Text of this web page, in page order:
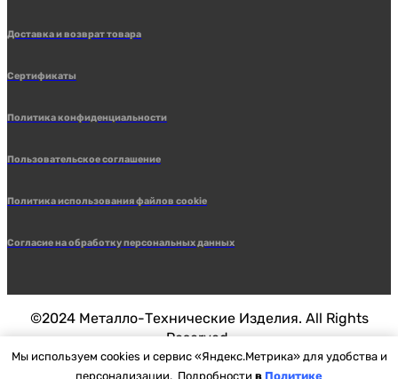
Доставка и возврат товара
Сертификаты
Политика конфиденциальности
Пользовательское соглашение
Политика использования файлов cookie
Согласие на обработку персональных данных
©2024 Металло-Технические Изделия. All Rights
Reserved.
Мы используем cookies и сервис «Яндекс.Метрика» для удобства и
персонализации. Подробности в Политике